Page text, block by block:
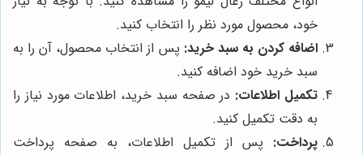
خود، محصول مورد نظر را انتخاب کنید.
اضافه کردن به سبد خرید: پس از انتخاب محصول، آن را به
سبد خرید خود اضافه کنید.
تکمیل اطلاعات: در صفحه سبد خرید، اطلاعات مورد نیاز را
به دقت تکمیل کنید.
پرداخت: پس از تکمیل اطلاعات، به صفحه پرداخت